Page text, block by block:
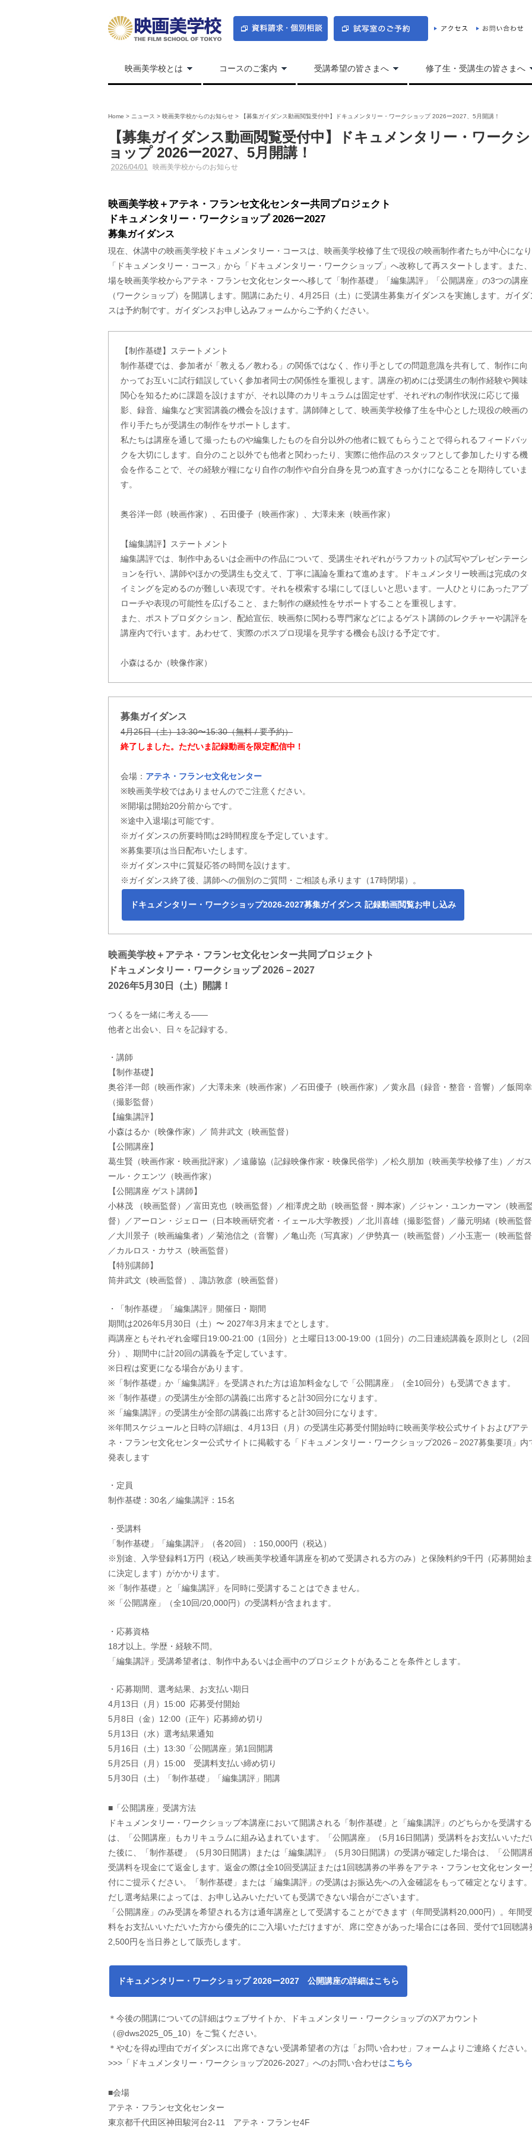
映画美学校とは コースのご案内 受講希望の皆さまへ 修了生・受講生の皆さまへ
Home > ニュース > 映画美学校からのお知らせ > 【募集ガイダンス動画閲覧受付中】ドキュメンタリー・ワークショップ 2026ー2027、5月開講！
【募集ガイダンス動画閲覧受付中】ドキュメンタリー・ワークシ
ョップ 2026ー2027、5月開講！
2026/04/01 映画美学校からのお知らせ
映画美学校＋アテネ・フランセ文化センター共同プロジェクト
ドキュメンタリー・ワークショップ 2026ー2027
募集ガイダンス
現在、休講中の映画美学校ドキュメンタリー・コースは、映画美学校修了生で現役の映画制作者たちが中心になり
「ドキュメンタリー・コース」から「ドキュメンタリー・ワークショップ」へ改称して再スタートします。また
場を映画美学校からアテネ・フランセ文化センターへ移して「制作基礎」「編集講評」「公開講座」の3つの講座
（ワークショップ）を開講します。開講にあたり、4月25日（土）に受講生募集ガイダンスを実施します。ガイダ
スは予約制です。ガイダンスお申し込みフォームからご予約ください。
【制作基礎】ステートメント
制作基礎では、参加者が「教える／教わる」の関係ではなく、作り手としての問題意識を共有して、制作に向
かってお互いに試行錯誤していく参加者同士の関係性を重視します。講座の初めには受講生の制作経験や興味
関心を知るために課題を設けますが、それ以降のカリキュラムは固定せず、それぞれの制作状況に応じて撮
影、録音、編集など実習講義の機会を設けます。講師陣として、映画美学校修了生を中心とした現役の映画の
作り手たちが受講生の制作をサポートします。
私たちは講座を通して撮ったものや編集したものを自分以外の他者に観てもらうことで得られるフィードバッ
クを大切にします。自分のこと以外でも他者と関わったり、実際に他作品のスタッフとして参加したりする機
会を作ることで、その経験が糧になり自作の制作や自分自身を見つめ直すきっかけになることを期待していま
す。
奥谷洋一郎（映画作家）、石田優子（映画作家）、大澤未来（映画作家）
【編集講評】ステートメント
編集講評では、制作中あるいは企画中の作品について、受講生それぞれがラフカットの試写やプレゼンテーシ
ョンを行い、講師やほかの受講生も交えて、丁寧に議論を重ねて進めます。ドキュメンタリー映画は完成のタ
イミングを定めるのが難しい表現です。それを模索する場にしてほしいと思います。一人ひとりにあったアプ
ローチや表現の可能性を広げること、また制作の継続性をサポートすることを重視します。
また、ポストプロダクション、配給宣伝、映画祭に関わる専門家などによるゲスト講師のレクチャーや講評を
講座内で行います。あわせて、実際のポスプロ現場を見学する機会も設ける予定です。
小森はるか（映像作家）
募集ガイダンス
4月25日（土）13:30〜15:30（無料 / 要予約）
終了しました。ただいま記録動画を限定配信中！
会場： アテネ・フランセ文化センター
※映画美学校ではありませんのでご注意ください。
※開場は開始20分前からです。
※途中入退場は可能です。
※ガイダンスの所要時間は2時間程度を予定しています。
※募集要項は当日配布いたします。
※ガイダンス中に質疑応答の時間を設けます。
※ガイダンス終了後、講師への個別のご質問・ご相談も承ります（17時閉場）。
ドキュメンタリー・ワークショップ2026-2027募集ガイダンス 記録動画閲覧お申し込み
映画美学校＋アテネ・フランセ文化センター共同プロジェクト
ドキュメンタリー・ワークショップ 2026－2027
2026年5月30日（土）開講！
つくるを一緒に考える――
他者と出会い、日々を記録する。
・講師
【制作基礎】
奥谷洋一郎（映画作家）／大澤未来（映画作家）／石田優子（映画作家）／黄永昌（録音・整音・音響）／飯岡
（撮影監督）
【編集講評】
小森はるか（映像作家）／ 筒井武文（映画監督）
【公開講座】
葛生賢（映画作家・映画批評家）／遠藤協（記録映像作家・映像民俗学）／松久朋加（映画美学校修了生）／ガ
ール・クエンツ（映画作家）
【公開講座 ゲスト講師】
小林茂 （映画監督）／富田克也（映画監督）／相澤虎之助（映画監督・脚本家）／ジャン・ユンカーマン（映画
督）／アーロン・ジェロー（日本映画研究者・イェール大学教授）／北川喜雄（撮影監督）／藤元明緒（映画監
／大川景子（映画編集者）／菊池信之（音響）／亀山亮（写真家）／伊勢真一（映画監督）／小玉憲一（映画監
／カルロス・カサス（映画監督）
【特別講師】
筒井武文（映画監督）、諏訪敦彦（映画監督）
・「制作基礎」「編集講評」開催日・期間
期間は2026年5月30日（土）〜 2027年3月末までとします。
両講座ともそれぞれ金曜日19:00-21:00（1回分）と土曜日13:00-19:00（1回分）の二日連続講義を原則とし（2回
分）、期間中に計20回の講義を予定しています。
※日程は変更になる場合があります。
※「制作基礎」か「編集講評」を受講された方は追加料金なしで「公開講座」（全10回分）も受講できます。
※「制作基礎」の受講生が全部の講義に出席すると計30回分になります。
※「編集講評」の受講生が全部の講義に出席すると計30回分になります。
※年間スケジュールと日時の詳細は、4月13日（月）の受講生応募受付開始時に映画美学校公式サイトおよびアテ
ネ・フランセ文化センター公式サイトに掲載する「ドキュメンタリー・ワークショップ2026－2027募集要項」内
発表します
・定員
制作基礎：30名／編集講評：15名
・受講料
「制作基礎」「編集講評」（各20回）：150,000円（税込）
※別途、入学登録料1万円（税込／映画美学校通年講座を初めて受講される方のみ）と保険料約9千円（応募開始
に決定します）がかかります。
※「制作基礎」と「編集講評」を同時に受講することはできません。
※「公開講座」（全10回/20,000円）の受講料が含まれます。
・応募資格
18才以上。学歴・経験不問。
「編集講評」受講希望者は、制作中あるいは企画中のプロジェクトがあることを条件とします。
・応募期間、選考結果、お支払い期日
4月13日（月）15:00 応募受付開始
5月8日（金）12:00（正午）応募締め切り
5月13日（水）選考結果通知
5月16日（土）13:30「公開講座」第1回開講
5月25日（月）15:00 受講料支払い締め切り
5月30日（土）「制作基礎」「編集講評」開講
■「公開講座」受講方法
ドキュメンタリー・ワークショップ本講座において開講される「制作基礎」と「編集講評」のどちらかを受講す
は、「公開講座」もカリキュラムに組み込まれています。「公開講座」（5月16日開講）受講料をお支払いいただ
た後に、「制作基礎」（5月30日開講）または「編集講評」（5月30日開講）の受講が確定した場合は、「公開講
受講料を現金にて返金します。返金の際は全10回受講証または1回聴講券の半券をアテネ・フランセ文化センター
付にご提示ください。「制作基礎」または「編集講評」の受講はお振込先への入金確認をもって確定となります
だし選考結果によっては、お申し込みいただいても受講できない場合がございます。
「公開講座」のみ受講を希望される方は通年講座として受講することができます（年間受講料20,000円）。年間
料をお支払いいただいた方から優先的にご入場いただけますが、席に空きがあった場合には各回、受付で1回聴講
2,500円を当日券として販売します。
ドキュメンタリー・ワークショップ 2026ー2027 公開講座の詳細はこちら
＊今後の開講についての詳細はウェブサイトか、ドキュメンタリー・ワークショップのXアカウント
（@dws2025_05_10）をご覧ください。
＊やむを得ぬ理由でガイダンスに出席できない受講希望者の方は「お問い合わせ」フォームよりご連絡ください。
>>>「ドキュメンタリー・ワークショップ2026-2027」へのお問い合わせはこちら
■会場
アテネ・フランセ文化センター
東京都千代田区神田駿河台2-11 アテネ・フランセ4F